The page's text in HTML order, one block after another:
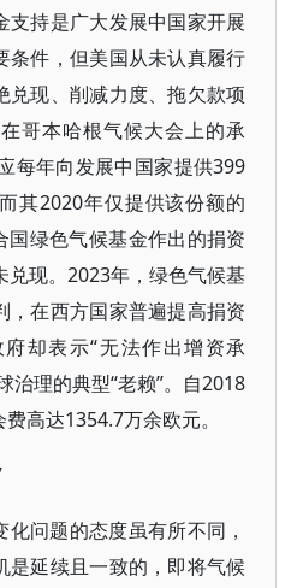
支持是广大发展中国家开展
条件，但美国从未认真履行
兑现、削减力度、拖欠款项
哥本哈根气候大会上的承
每年向发展中国家提供399
其2020年仅提供该份额的
国绿色气候基金作出的捐资
现。2023年，绿色气候基
，在西方国家普遍提高捐资
却表示“无法作出增资承
治理的典型“老赖”。自2018
高达1354.7万余欧元。
问题的态度虽有所不同，
是延续且一致的，即将气候